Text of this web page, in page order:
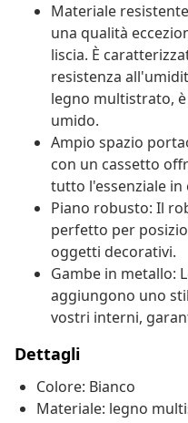
Materiale
una qualità
liscia. È
resistenza
legno multistrato,
umido.
Ampio spazio
con un cassetto
tutto l'essenziale
Piano robusto: Il
perfetto per
oggetti decorativi.
Gambe in metallo:
aggiungono uno
vostri interni,
Dettagli
Colore: Bianco
Materiale: legno